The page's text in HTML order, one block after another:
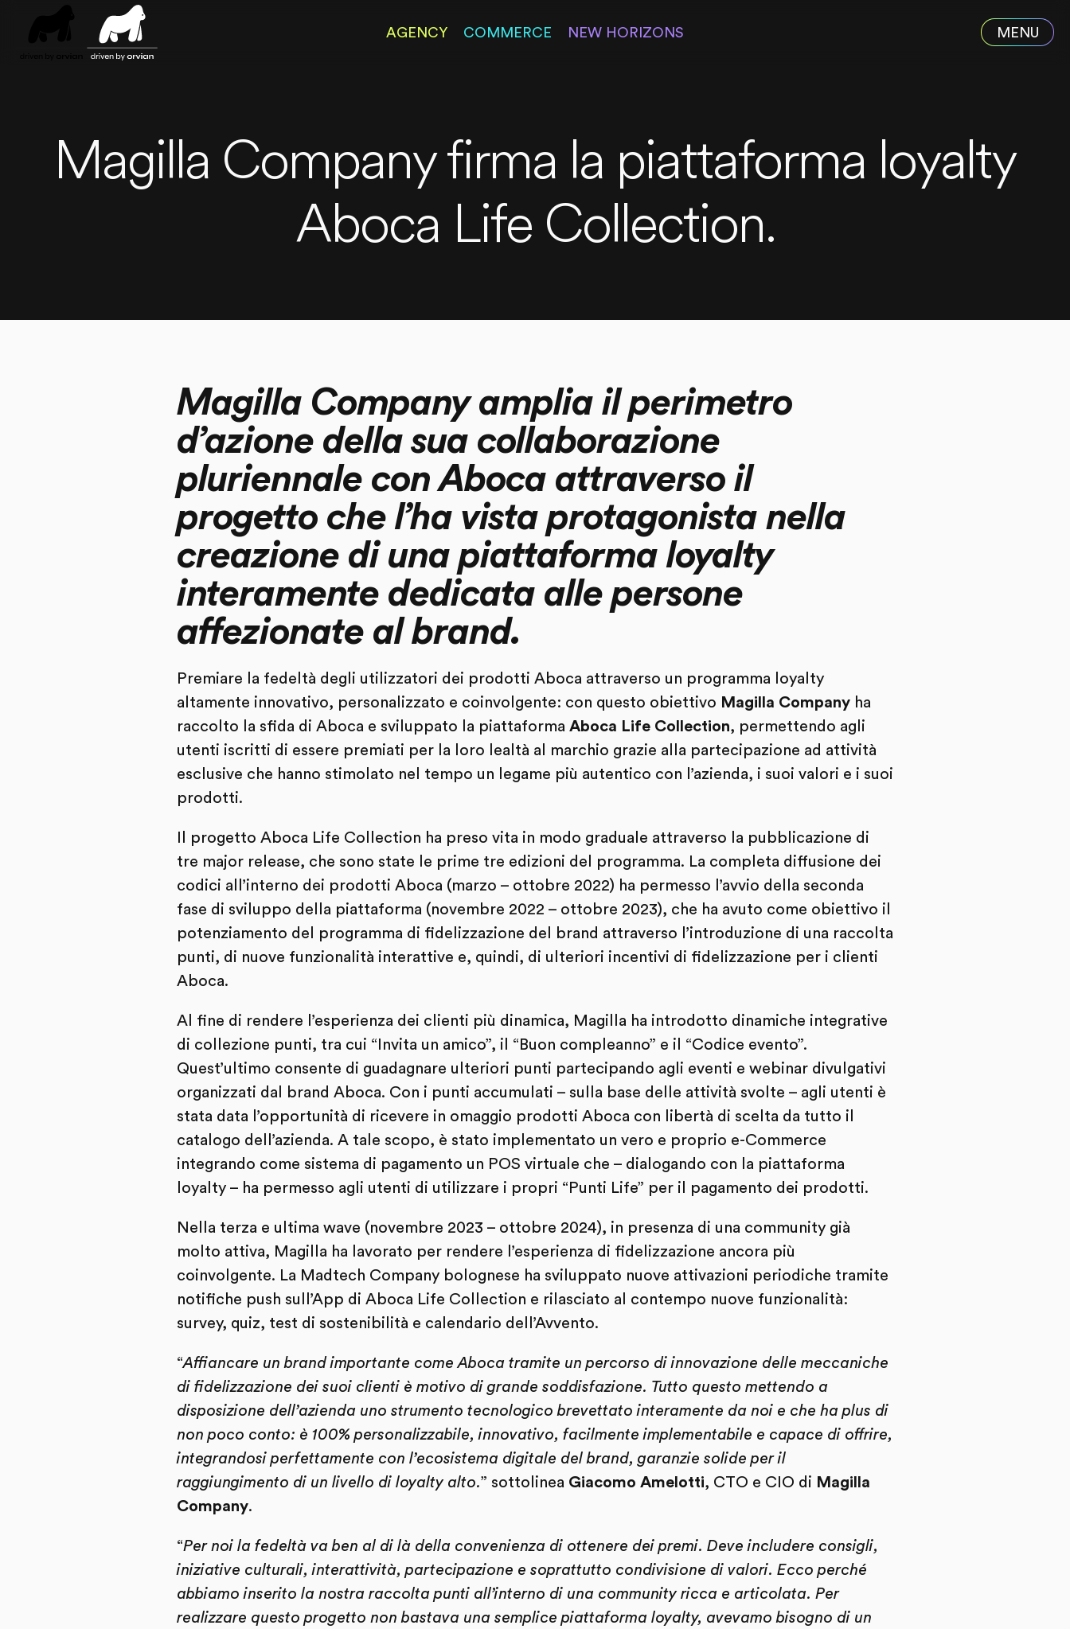
Skip to main content
AGENCY COMMERCE NEW HORIZONS
Magilla Company firma la piattaforma loyalty
Aboca Life Collection.
Magilla Company amplia il perimetro
d’azione della sua collaborazione
pluriennale con Aboca attraverso il
progetto che l’ha vista protagonista nella
creazione di una piattaforma loyalty
interamente dedicata alle persone
affezionate al brand.
Premiare la fedeltà degli utilizzatori dei prodotti Aboca attraverso un programma loyalty
altamente innovativo, personalizzato e coinvolgente: con questo obiettivo Magilla Company ha
raccolto la sfida di Aboca e sviluppato la piattaforma Aboca Life Collection, permettendo agli
utenti iscritti di essere premiati per la loro lealtà al marchio grazie alla partecipazione ad attività
esclusive che hanno stimolato nel tempo un legame più autentico con l’azienda, i suoi valori e i suoi
prodotti.
Il progetto Aboca Life Collection ha preso vita in modo graduale attraverso la pubblicazione di
tre major release, che sono state le prime tre edizioni del programma. La completa diffusione dei
codici all’interno dei prodotti Aboca (marzo – ottobre 2022) ha permesso l’avvio della seconda
fase di sviluppo della piattaforma (novembre 2022 – ottobre 2023), che ha avuto come obiettivo il
potenziamento del programma di fidelizzazione del brand attraverso l’introduzione di una raccolta
punti, di nuove funzionalità interattive e, quindi, di ulteriori incentivi di fidelizzazione per i clienti
Aboca.
Al fine di rendere l’esperienza dei clienti più dinamica, Magilla ha introdotto dinamiche integrative
di collezione punti, tra cui “Invita un amico”, il “Buon compleanno” e il “Codice evento”.
Quest’ultimo consente di guadagnare ulteriori punti partecipando agli eventi e webinar divulgativi
organizzati dal brand Aboca. Con i punti accumulati – sulla base delle attività svolte – agli utenti è
stata data l’opportunità di ricevere in omaggio prodotti Aboca con libertà di scelta da tutto il
catalogo dell’azienda. A tale scopo, è stato implementato un vero e proprio e-Commerce
integrando come sistema di pagamento un POS virtuale che – dialogando con la piattaforma
loyalty – ha permesso agli utenti di utilizzare i propri “Punti Life” per il pagamento dei prodotti.
Nella terza e ultima wave (novembre 2023 – ottobre 2024), in presenza di una community già
molto attiva, Magilla ha lavorato per rendere l’esperienza di fidelizzazione ancora più
coinvolgente. La Madtech Company bolognese ha sviluppato nuove attivazioni periodiche tramite
notifiche push sull’App di Aboca Life Collection e rilasciato al contempo nuove funzionalità:
survey, quiz, test di sostenibilità e calendario dell’Avvento.
“Affiancare un brand importante come Aboca tramite un percorso di innovazione delle meccaniche
di fidelizzazione dei suoi clienti è motivo di grande soddisfazione. Tutto questo mettendo a
disposizione dell’azienda uno strumento tecnologico brevettato interamente da noi e che ha plus di
non poco conto: è 100% personalizzabile, innovativo, facilmente implementabile e capace di offrire,
integrandosi perfettamente con l’ecosistema digitale del brand, garanzie solide per il
raggiungimento di un livello di loyalty alto.” sottolinea Giacomo Amelotti, CTO e CIO di Magilla
Company.
“Per noi la fedeltà va ben al di là della convenienza di ottenere dei premi. Deve includere consigli,
iniziative culturali, interattività, partecipazione e soprattutto condivisione di valori. Ecco perché
abbiamo inserito la nostra raccolta punti all’interno di una community ricca e articolata. Per
realizzare questo progetto non bastava una semplice piattaforma loyalty, avevamo bisogno di un